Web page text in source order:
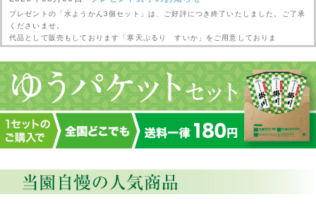
プレゼントの「水ようかん3個セット」は、ご好評につき終了いたしました。ご了承
くださいませ。
代品として販売もしております「寒天ぷるり すいか」をご用意しておりま
す。
「スティックシャーベット」・「モノクロ角皿」と上記の3点よりお選びくださ
い。
2026年08月06日 夏季休業のお知らせ
誠に勝手ながら、夏季休業として下記の期間お休みさせていただきます。
8月11日(火)～16日(日)
が、商品の発送・お問い合わせのお返事は17日(月)より順次対応させていただきま
す。